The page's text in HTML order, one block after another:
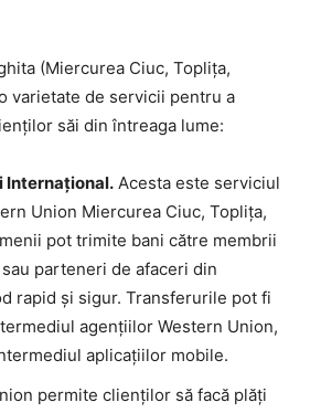
(Miercurea Ciuc, Toplița,
varietate de servicii pentru a
săi din întreaga lume:
Internațional. Acesta este serviciul
Union Miercurea Ciuc, Toplița,
pot trimite bani către membrii
parteneri de afaceri din
rapid și sigur. Transferurile pot fi
agențiilor Western Union,
aplicațiilor mobile.
permite clienților să facă plăți